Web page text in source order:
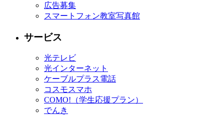
広告募集
スマートフォン教室写真館
サービス
光テレビ
光インターネット
ケーブルプラス電話
コスモスマホ
COMO!（学生応援プラン）
でんき